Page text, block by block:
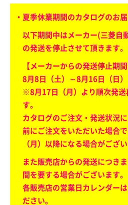
・夏季休業期間のカタログのお
以下期間中はメーカー(三菱自
の発送を停止させて頂きます。
【メーカーからの発送停止期間
8月8日（土）～8月16日（日）
※8月17日（月）より順次発送
す。
カタログのご注文・発送状況
前にご注文をいただいた場合
（月）以降になる場合がござい
また販売店からの発送につき
間を要する場合がございます。
各販売店の営業日カレンダー
ださい。